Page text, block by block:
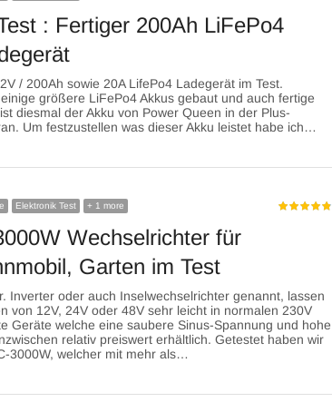
: Fertiger 200Ah LiFePo4
/ 200Ah sowie 20A LifePo4 Ladegerät im Test.
größere LiFePo4 Akkus gebaut und auch fertige
diesmal der Akku von Power Queen in der Plus-
Um festzustellen was dieser Akku leistet habe ich…
Elektronik Test + 1 more
Wechselrichter für
Garten im Test
Inverter oder auch Inselwechselrichter genannt, lassen
von 12V, 24V oder 48V sehr leicht in normalen 230V
Geräte welche eine saubere Sinus-Spannung und hohe
relativ preiswert erhältlich. Getestet haben wir
3000W, welcher mit mehr als…